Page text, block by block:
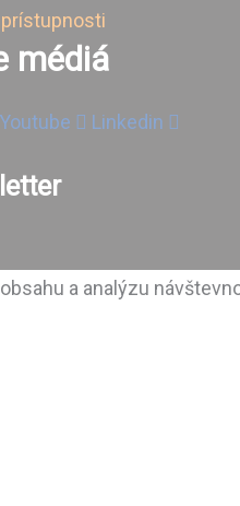
médiá
Youtube Linkedin
a analýzu